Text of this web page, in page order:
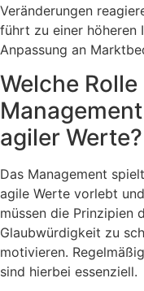
Veränderungen
führt zu einer höheren
Anpassung an
Welche
agiler Werte?
Das Management
agile Werte vorlebt
müssen die Prinzipien
Glaubwürdigkeit zu
motivieren.
sind hierbei essenziell​​.